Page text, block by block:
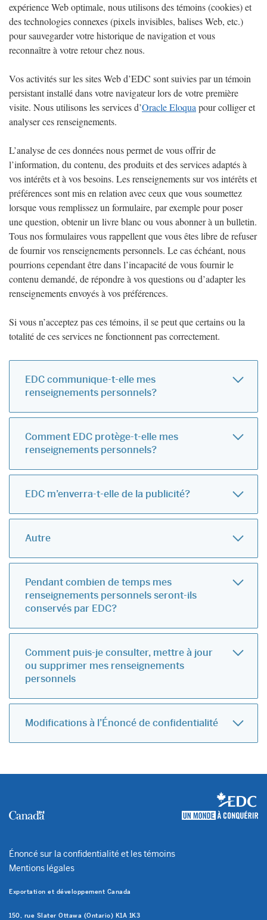
expérience Web optimale, nous utilisons des témoins (cookies) et
des technologies connexes (pixels invisibles, balises Web, etc.)
pour sauvegarder votre historique de navigation et vous
reconnaître à votre retour chez nous.
Vos activités sur les sites Web d’EDC sont suivies par un témoin
persistant installé dans votre navigateur lors de votre première
visite. Nous utilisons les services d’Oracle Eloqua pour colliger et
analyser ces renseignements.
L’analyse de ces données nous permet de vous offrir de
l’information, du contenu, des produits et des services adaptés à
vos intérêts et à vos besoins. Les renseignements sur vos intérêts et
préférences sont mis en relation avec ceux que vous soumettez
lorsque vous remplissez un formulaire, par exemple pour poser
une question, obtenir un livre blanc ou vous abonner à un bulletin.
Tous nos formulaires vous rappellent que vous êtes libre de refuser
de fournir vos renseignements personnels. Le cas échéant, nous
pourrions cependant être dans l’incapacité de vous fournir le
contenu demandé, de répondre à vos questions ou d’adapter les
renseignements envoyés à vos préférences.
Si vous n’acceptez pas ces témoins, il se peut que certains ou la
totalité de ces services ne fonctionnent pas correctement.
EDC communique-t-elle mes
renseignements personnels?
Comment EDC protège-t-elle mes
renseignements personnels?
EDC m’enverra-t-elle de la publicité?
Autre
Pendant combien de temps mes
renseignements personnels seront-ils
conservés par EDC?
Comment puis-je consulter, mettre à jour
ou supprimer mes renseignements
personnels
Modifications à l’Énoncé de confidentialité
Énoncé sur la confidentialité et les témoins
Mentions légales
Exportation et développement Canada
150, rue Slater Ottawa (Ontario) K1A 1K3